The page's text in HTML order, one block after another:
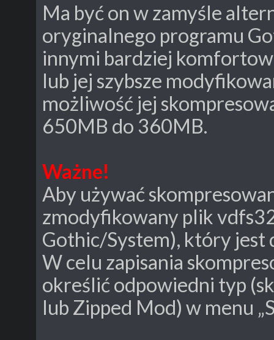
Ma być on w zamyśle
oryginalnego programu
innymi bardziej
lub jej szybsze
możliwość jej
650MB do 360MB.
Ważne!
Aby używać
zmodyfikowany plik
Gothic/System), który jest
W celu zapisania
określić odpowiedni typ
lub Zipped Mod) w menu